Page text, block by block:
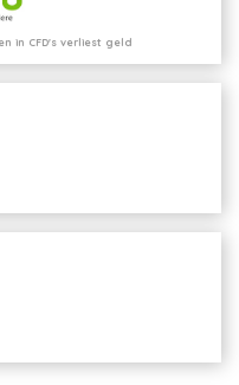
in CFD's verliest geld